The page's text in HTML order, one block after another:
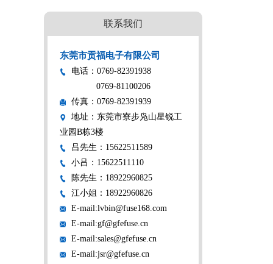
联系我们
东莞市贡福电子有限公司
电话：0769-82391938
0769-81100206
传真：0769-82391939
地址：东莞市寮步凫山星锐工
业园B栋3楼
吕先生：15622511589
小吕：15622511110
陈先生：18922960825
江小姐：18922960826
E-mail:lvbin@fuse168.com
E-mail:gf@gfefuse.cn
E-mail:sales@gfefuse.cn
E-mail:jsr@gfefuse.cn